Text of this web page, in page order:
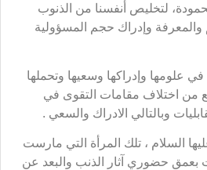
لتخليص أنفسنا من الذنوب
والمعرفة وإدراك حجم المسؤولية
علومها وإدراكها وسعيها وتحملها
من اختلاف مقامات التقوى في
وبالتالي الادراك والسعي .
السلام ، تلك المرأة التي مارست
بعمق حضوري آثار الذنب والبعد عن